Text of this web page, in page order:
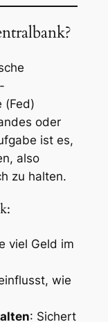
(Fed)
oder
ist es,
also
zu halten.
viel Geld im
wie
: Sichert